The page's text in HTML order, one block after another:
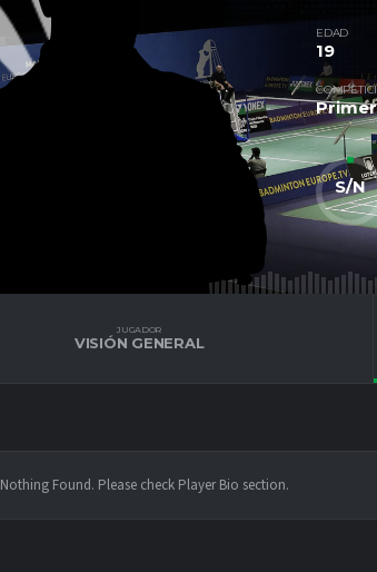
EDAD
19
S/N
AVG
JUGADOR
VISIÓN GENERAL
Nothing Found. Please check Player Bio section.